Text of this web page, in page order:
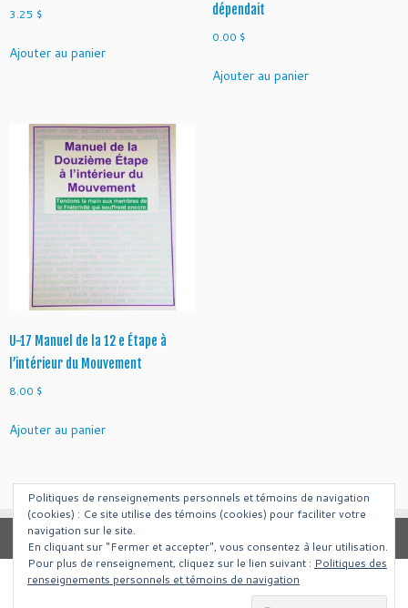
3.25 $
Ajouter au panier
dépendait
0.00 $
Ajouter au panier
U-17 Manuel de la 12 e Étape à
l’intérieur du Mouvement
8.00 $
Ajouter au panier
Politiques de renseignements personnels et témoins de navigation
(cookies) : Ce site utilise des témoins (cookies) pour faciliter votre
navigation sur le site.
En cliquant sur "Fermer et accepter", vous consentez à leur utilisation.
Pour plus de renseignement, cliquez sur le lien suivant : Politiques des
renseignements personnels et témoins de navigation